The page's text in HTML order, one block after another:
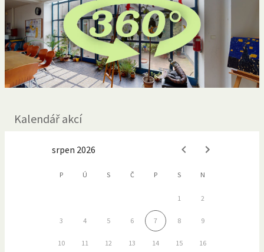
Kalendář akcí
srpen 2026
P Ú S Č P S N
1 2
3 4 5 6 7 8 9
10 11 12 13 14 15 16